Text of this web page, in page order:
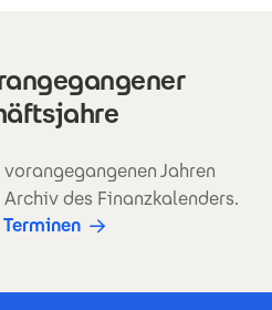
Jahren
des Finanzkalenders.